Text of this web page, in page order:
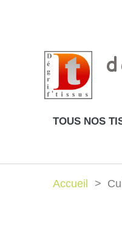
TOUS NOS
Accueil